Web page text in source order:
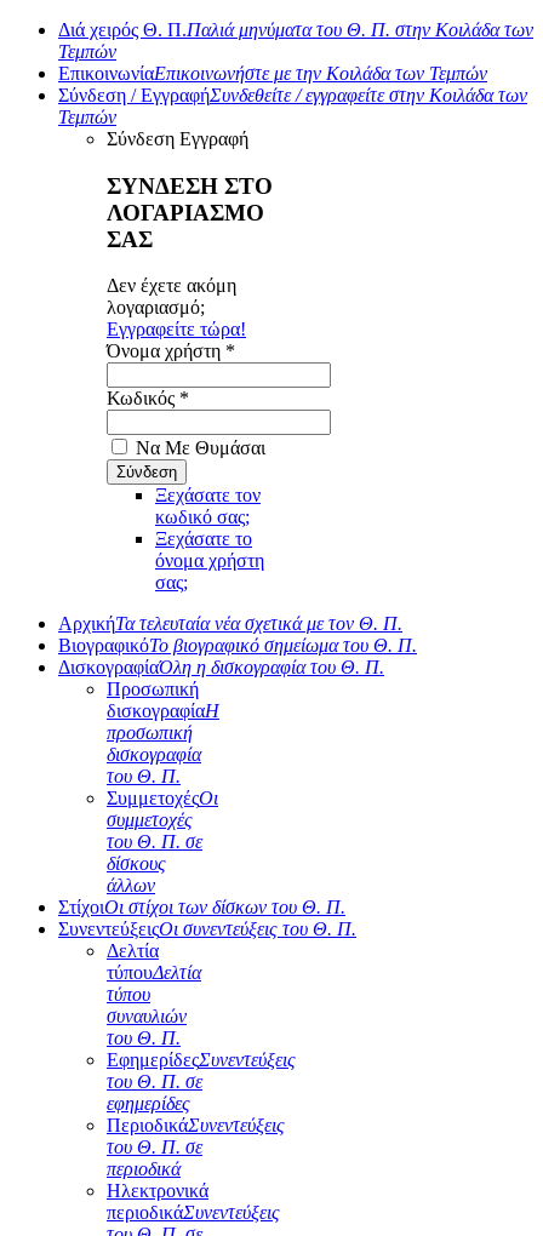
Διά χειρός Θ. Π.Παλιά μηνύματα του Θ. Π. στην Κοιλάδα των
Τεμπών
ΕπικοινωνίαΕπικοινωνήστε με την Κοιλάδα των Τεμπών
Σύνδεση / ΕγγραφήΣυνδεθείτε / εγγραφείτε στην Κοιλάδα των
Τεμπών
Σύνδεση Εγγραφή
ΣΥΝΔΕΣΗ ΣΤΟ
ΛΟΓΑΡΙΑΣΜΟ
ΣΑΣ
Δεν έχετε ακόμη
λογαριασμό;
Εγγραφείτε τώρα!
Όνομα χρήστη *
Κωδικός *
Να Με Θυμάσαι
Ξεχάσατε τον
κωδικό σας;
Ξεχάσατε το
όνομα χρήστη
σας;
ΑρχικήΤα τελευταία νέα σχετικά με τον Θ. Π.
ΒιογραφικόΤο βιογραφικό σημείωμα του Θ. Π.
ΔισκογραφίαΌλη η δισκογραφία του Θ. Π.
Προσωπική
δισκογραφίαΗ
προσωπική
δισκογραφία
του Θ. Π.
ΣυμμετοχέςΟι
συμμετοχές
του Θ. Π. σε
δίσκους
άλλων
ΣτίχοιΟι στίχοι των δίσκων του Θ. Π.
ΣυνεντεύξειςΟι συνεντεύξεις του Θ. Π.
Δελτία
τύπουΔελτία
τύπου
συναυλιών
του Θ. Π.
ΕφημερίδεςΣυνεντεύξεις
του Θ. Π. σε
εφημερίδες
ΠεριοδικάΣυνεντεύξεις
του Θ. Π. σε
περιοδικά
Ηλεκτρονικά
περιοδικάΣυνεντεύξεις